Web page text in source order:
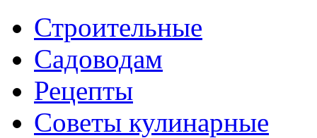
Строительные
Садоводам
Рецепты
Советы кулинарные